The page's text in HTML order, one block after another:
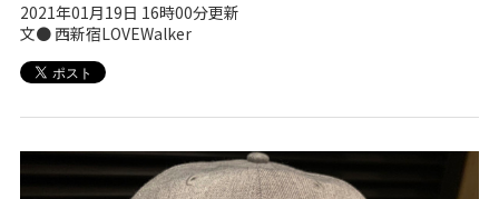
2021年01月19日 16時00分更新
文● 西新宿LOVEWalker